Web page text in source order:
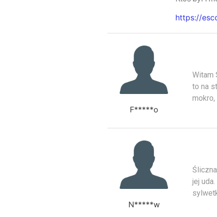
https://
F*****o
Witam
to na
N*****w
jej